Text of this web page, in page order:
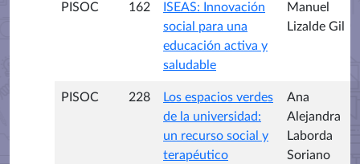
PISOC 162
ISEAS: Innovación
social para una
educación activa y
saludable
Manuel
Lizalde Gil
PISOC 228
Los espacios verdes
de la universidad:
un recurso social y
terapéutico
Ana
Alejandra
Laborda
Soriano